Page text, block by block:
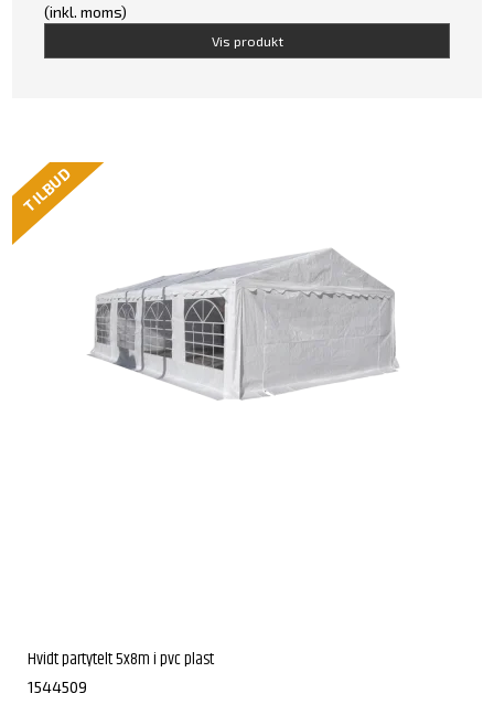
(inkl. moms)
Vis produkt
TILBUD
Hvidt partytelt 5x8m i pvc plast
1544509